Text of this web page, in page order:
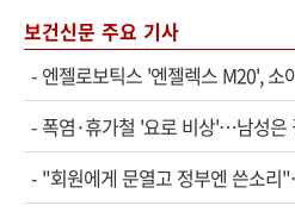
보건신문 주요 기사
- 엔젤로보틱스 '엔젤렉스 M20', 소아·청소
- 폭염·휴가철 '요로 비상'…남성은
- "회원에게 문열고 정부엔 쓴소